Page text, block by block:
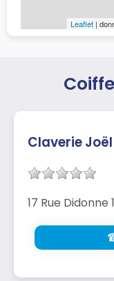
Leaflet |
Claverie Joël
17 Rue Didonne